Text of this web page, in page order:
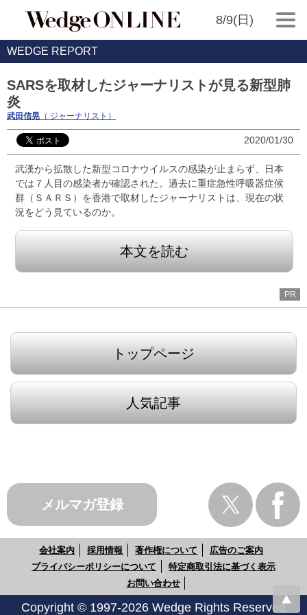
8/9(日)
WEDGE REPORT
SARSを取材したジャーナリストが見る新型肺
炎
武田信晃 （ ジャーナリスト）
2020/01/30
武漢から拡散した新型コロナウイルスの感染が止まらず、日本
では７人目の感染者が確認された。過去に重症急性呼吸器症候
群（ＳＡＲＳ）を香港で取材したジャーナリストは、現在の状
況をどう見ているのか。
本文を読む
PR
トップページ
人気記事
メルマガ登録
会社案内 採用情報 著作権について
広告のご案内
プライバシーポリシーについて
特定商取引法に基づく表示
お問い合わせ
Copyright © 1997-2026 Wedge Rights Reserved